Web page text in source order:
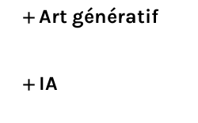
Art génératif
IA